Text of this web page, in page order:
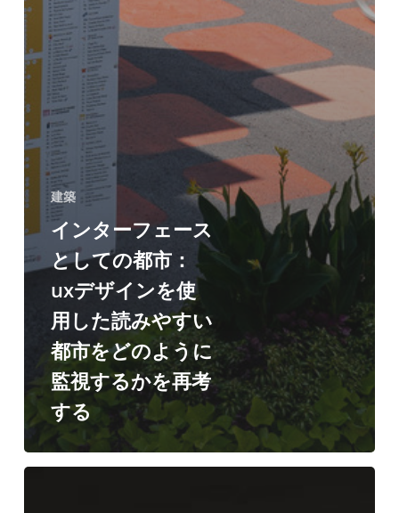
ど
の
よ
う
に
監
視
す
る
す
る
建築
インターフェース
としての都市：
uxデザインを使
用した読みやすい
都市をどのように
監視するかを再考
する